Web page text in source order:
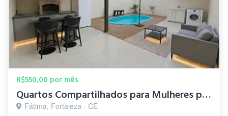
R$550,00 por mês
Quartos Compartilhados para Mulheres prx UECE
Fátima, Fortaleza - CE